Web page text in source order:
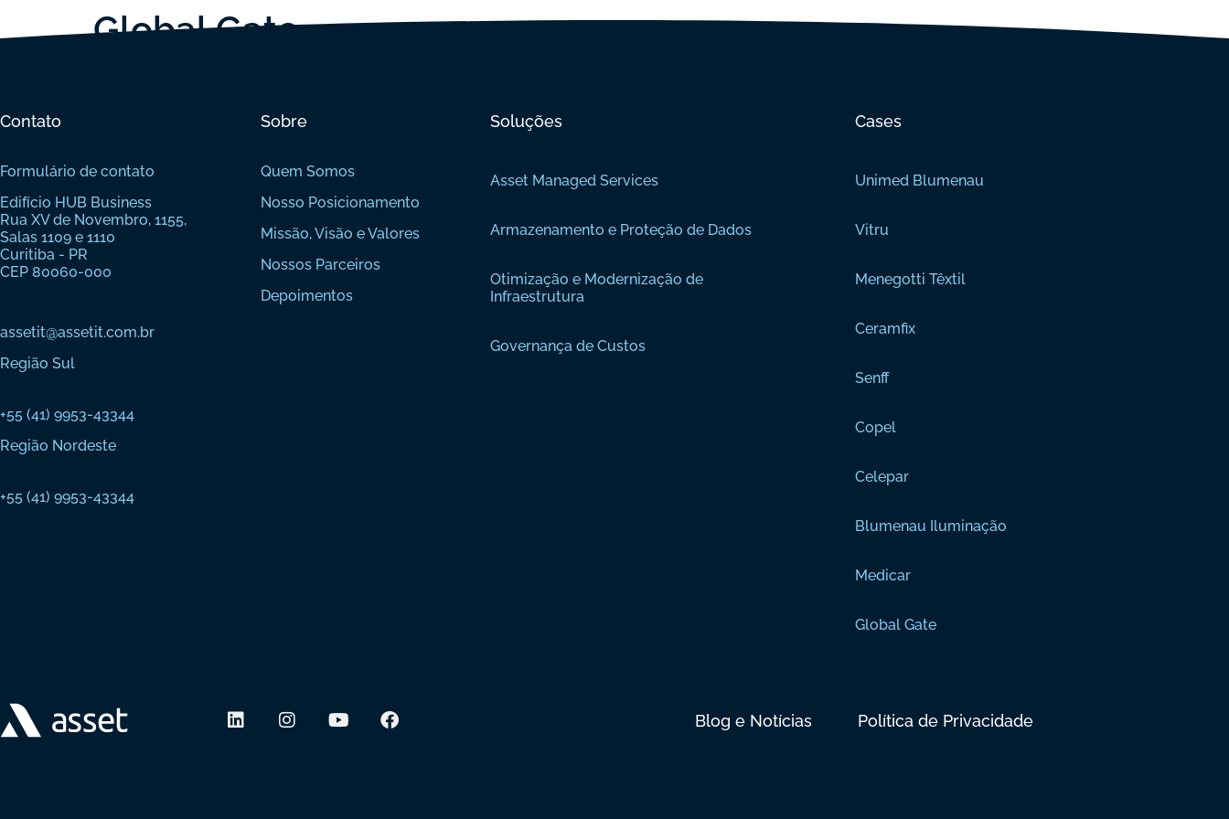
Global Gate
Contato
Formulário de contato
Edifício HUB Business
Rua XV de Novembro, 1155,
Salas 1109 e 1110
Curitiba - PR
CEP 80060-000
assetit@assetit.com.br
Região Sul
+55 (41) 9953-43344
Região Nordeste
+55 (41) 9953-43344
Sobre
Quem Somos
Nosso Posicionamento
Missão, Visão e Valores
Nossos Parceiros
Depoimentos
Soluções
Asset Managed Services
Armazenamento e Proteção de Dados
Otimização e Modernização de
Infraestrutura
Governança de Custos
Cases
Unimed Blumenau
Vitru
Menegotti Têxtil
Ceramfix
Senff
Copel
Celepar
Blumenau Iluminação
Medicar
Global Gate
Blog e Notícias Política de Privacidade